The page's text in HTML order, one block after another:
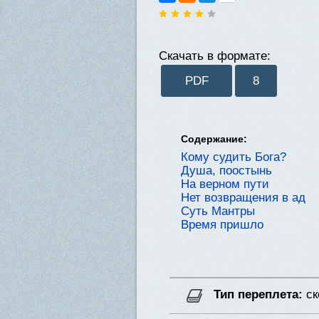
Скачать в формате:
PDF
8
Содержание:
Кому судить Бога?
Душа, поостынь
На верном пути
Нет возвращения в ад
Суть Мантры
Время пришло
Тип переплета: